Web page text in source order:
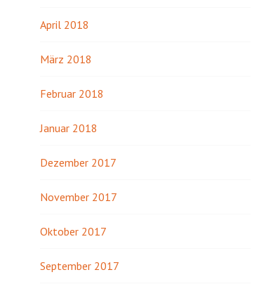
April 2018
März 2018
Februar 2018
Januar 2018
Dezember 2017
November 2017
Oktober 2017
September 2017